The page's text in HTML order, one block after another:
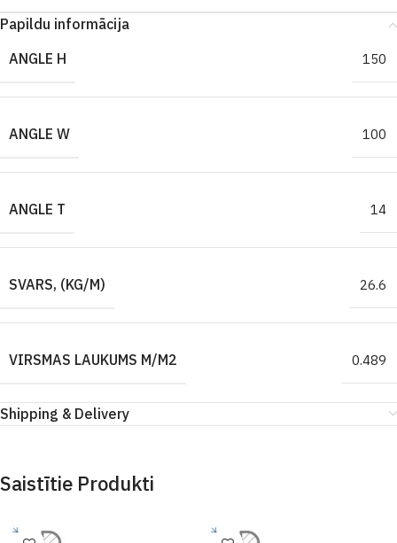
Papildu informācija
ANGLE H
150
ANGLE W 100
ANGLE T 14
SVARS, (KG/M) 26.6
VIRSMAS LAUKUMS M/M2 0.489
Shipping & Delivery
Saistītie Produkti